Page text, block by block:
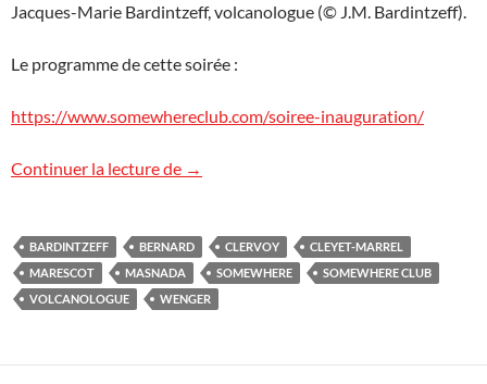
Jacques-Marie Bardintzeff, volcanologue (© J.M. Bardintzeff).
Le programme de cette soirée :
https://www.somewhereclub.com/soiree-inauguration/
Continuer la lecture de Somewhere Club
→
BARDINTZEFF BERNARD CLERVOY
CLEYET-MARREL
MARESCOT
MASNADA SOMEWHERE
SOMEWHERE CLUB
VOLCANOLOGUE
WENGER